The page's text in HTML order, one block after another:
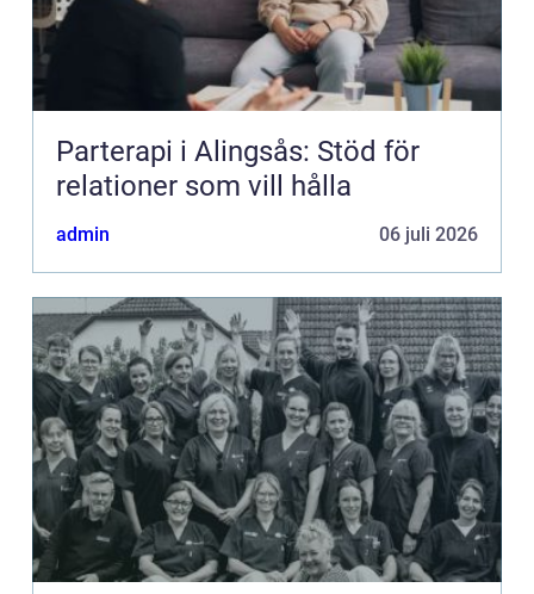
Parterapi i Alingsås: Stöd för
relationer som vill hålla
admin 06 juli 2026